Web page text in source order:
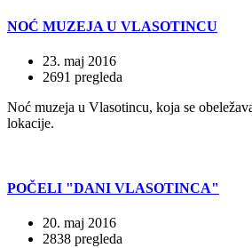
NOĆ MUZEJA U VLASOTINCU
23. maj 2016
2691 pregleda
Noć muzeja u Vlasotincu, koja se
lokacije.
POČELI "DANI VLASOTINCA"
20. maj 2016
2838 pregleda